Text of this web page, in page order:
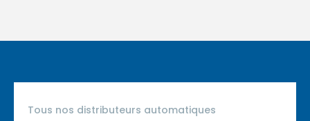
Tous nos distributeurs automatiques